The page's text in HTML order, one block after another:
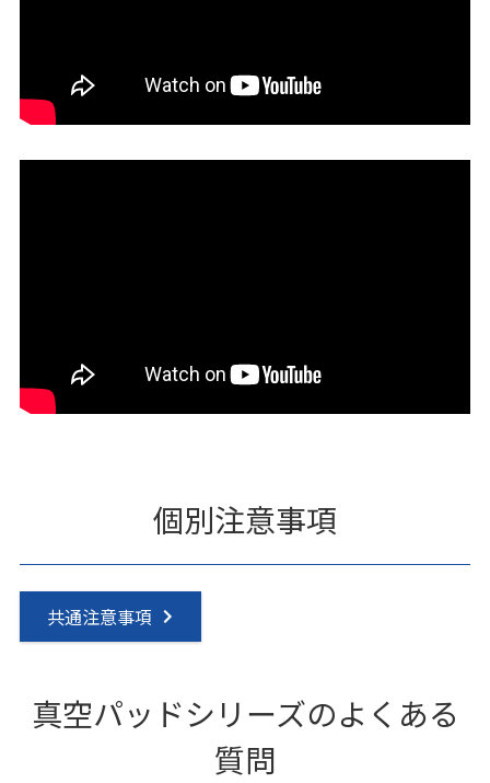
個別注意事項
共通注意事項
真空パッドシリーズのよくある
質問